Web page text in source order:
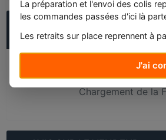
La préparation et l'envoi des colis
les commandes passées d'ici là
Les retraits sur place reprennent à
J'ai
QUESTIONS FRÉQUENTES
ELASTIQUES 3 RABATS
Chargement de la